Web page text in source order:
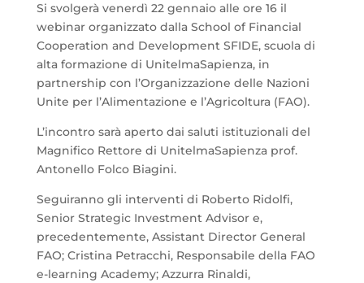
Si svolgerà venerdì 22 gennaio alle ore 16 il
webinar organizzato dalla School of Financial
Cooperation and Development SFIDE, scuola di
alta formazione di UnitelmaSapienza, in
partnership con l’Organizzazione delle Nazioni
Unite per l’Alimentazione e l’Agricoltura (FAO).
L’incontro sarà aperto dai saluti istituzionali del
Magnifico Rettore di UnitelmaSapienza prof.
Antonello Folco Biagini.
Seguiranno gli interventi di Roberto Ridolfi,
Senior Strategic Investment Advisor e,
precedentemente, Assistant Director General
FAO; Cristina Petracchi, Responsabile della FAO
e-learning Academy; Azzurra Rinaldi,